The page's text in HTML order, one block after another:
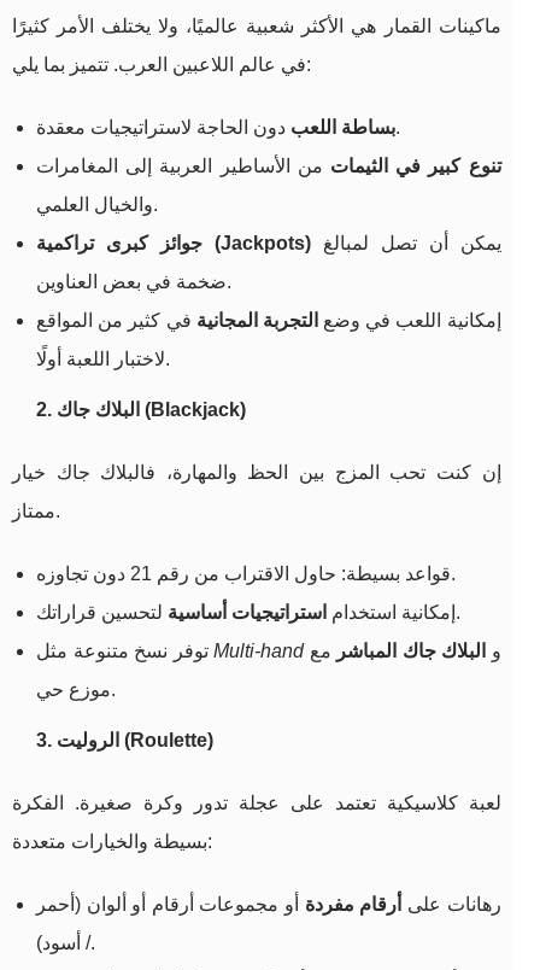
ماكينات القمار هي الأكثر شعبية عالميًا، ولا يختلف الأمر كثيرًا
في عالم اللاعبين العرب. تتميز بما يلي:
بساطة اللعبدون الحاجة لاستراتيجيات معقدة.
تنوع كبير في الثيمات من الأساطير العربية إلى المغامرات
والخيال العلمي.
جوائز كبرى تراكمية (Jackpots)يمكن أن تصل لمبالغ
ضخمة في بعض العناوين.
إمكانية اللعب في وضع التجربة المجانية في كثير من المواقع
لاختبار اللعبة أولًا.
2. البلاك جاك (Blackjack)
إن كنت تحب المزج بين الحظ والمهارة، فالبلاك جاك خيار
ممتاز.
قواعد بسيطة: حاول الاقتراب من رقم 21 دون تجاوزه.
إمكانية استخدام استراتيجيات أساسية
لتحسين قراراتك.
توفر نسخ متنوعة مثلMulti-hand و البلاك جاك المباشر مع
موزع حي.
3. الروليت (Roulette)
لعبة كلاسيكية تعتمد على عجلة تدور وكرة صغيرة. الفكرة
بسيطة والخيارات متعددة:
رهانات على أرقام مفردة أو مجموعات أرقام أو ألوان (أحمر
/ أسود).